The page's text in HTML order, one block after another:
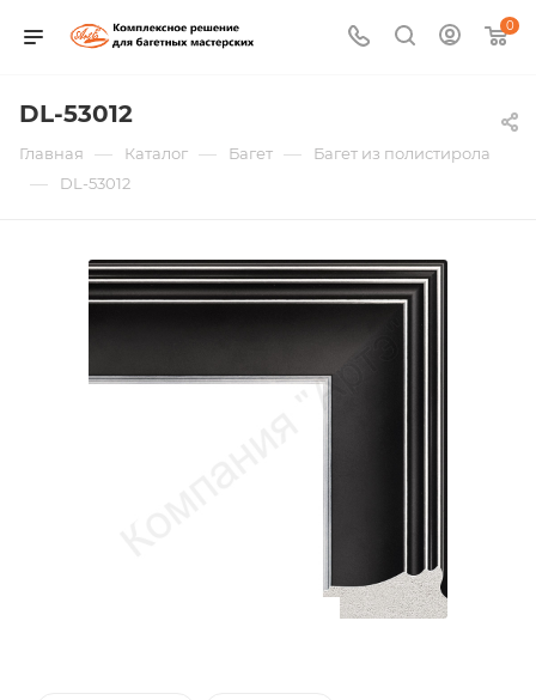
0
DL-53012
Главная — Каталог — Багет — Багет из полистирола
— DL-53012